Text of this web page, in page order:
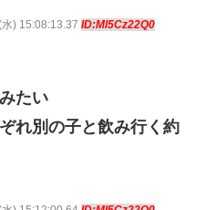
) 15:08:13.37 ID:Ml5Cz22Q0
たい
れ別の子と飲み行く約